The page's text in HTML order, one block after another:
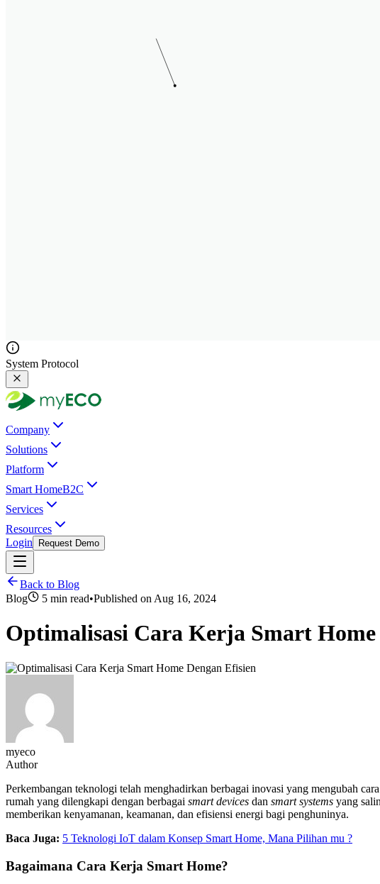
System Protocol
Company
Solutions
Platform
Smart HomeB2C
Services
Resources
Login
Request Demo
Back to Blog
Blog
5 min read•Published on Aug 16, 2024
Optimalisasi Cara Kerja Smart Home
myeco
Author
Perkembangan teknologi telah menghadirkan berbagai inovasi yang mengubah
rumah yang dilengkapi dengan berbagai smart devices dan smart systems yang
memberikan kenyamanan, keamanan, dan efisiensi energi bagi penghuninya.
Baca Juga: 5 Teknologi IoT dalam Konsep Smart Home, Mana Pilihan mu ?
Bagaimana Cara Kerja Smart Home?